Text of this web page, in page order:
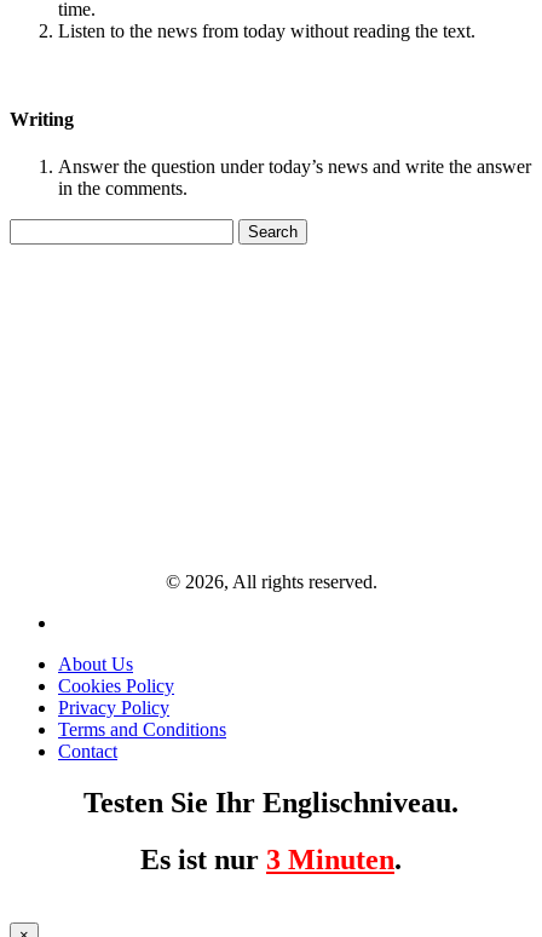
time.
Listen to the news from today without reading the text.
Writing
Answer the question under today’s news and write the answer
in the comments.
for:
© 2026, All rights reserved.
About Us
Cookies Policy
Privacy Policy
Terms and Conditions
Contact
Testen Sie Ihr Englischniveau.
Es ist nur 3 Minuten.